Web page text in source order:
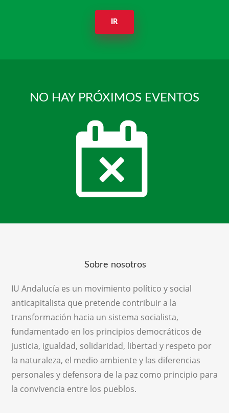
IR
NO HAY PRÓXIMOS EVENTOS
Sobre nosotros
IU Andalucía es un movimiento político y social
anticapitalista que pretende contribuir a la
transformación hacia un sistema socialista,
fundamentado en los principios democráticos de
justicia, igualdad, solidaridad, libertad y respeto por
la naturaleza, el medio ambiente y las diferencias
personales y defensora de la paz como principio para
la convivencia entre los pueblos.